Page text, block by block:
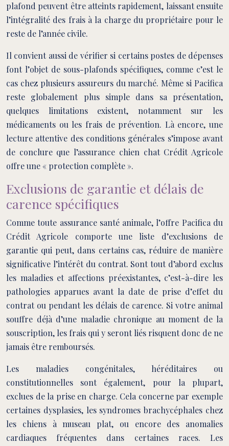
plafond peuvent être atteints rapidement, laissant ensuite
l’intégralité des frais à la charge du propriétaire pour le
reste de l’année civile.
Il convient aussi de vérifier si certains postes de dépenses
font l’objet de sous-plafonds spécifiques, comme c’est le
cas chez plusieurs assureurs du marché. Même si Pacifica
reste globalement plus simple dans sa présentation,
quelques limitations existent, notamment sur les
médicaments ou les frais de prévention. Là encore, une
lecture attentive des conditions générales s’impose avant
de conclure que l’assurance chien chat Crédit Agricole
offre une « protection complète ».
Exclusions de garantie et délais de
carence spécifiques
Comme toute assurance santé animale, l’offre Pacifica du
Crédit Agricole comporte une liste d’exclusions de
garantie qui peut, dans certains cas, réduire de manière
significative l’intérêt du contrat. Sont tout d’abord exclus
les maladies et affections préexistantes, c’est-à-dire les
pathologies apparues avant la date de prise d’effet du
contrat ou pendant les délais de carence. Si votre animal
souffre déjà d’une maladie chronique au moment de la
souscription, les frais qui y seront liés risquent donc de ne
jamais être remboursés.
Les maladies congénitales, héréditaires ou
constitutionnelles sont également, pour la plupart,
exclues de la prise en charge. Cela concerne par exemple
certaines dysplasies, les syndromes brachycéphales chez
les chiens à museau plat, ou encore des anomalies
cardiaques fréquentes dans certaines races. Les